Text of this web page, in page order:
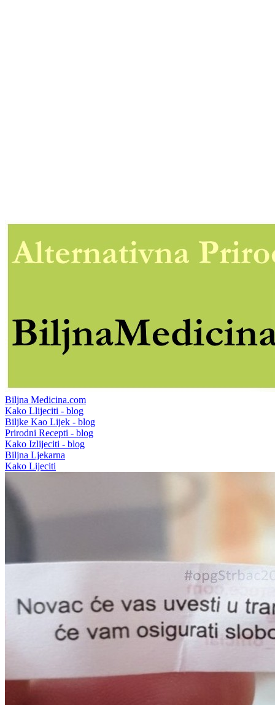
Biljna Medicina.com
Kako Llijeciti - blog
Biljke Kao Lijek - blog
Prirodni Recepti - blog
Kako Izlijeciti - blog
Biljna Ljekarna
Kako Lijeciti